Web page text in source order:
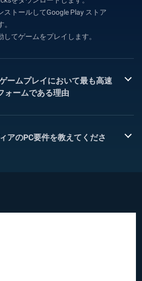
ストールしてGoogle Play ストア
してゲームをプレイします。
ームプレイにおいて最も高速
ォームである理由
アのPC要件を教えてくださ